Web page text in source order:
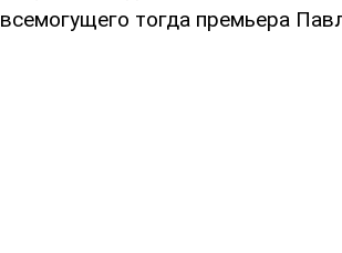
всемогущего тогда премьера